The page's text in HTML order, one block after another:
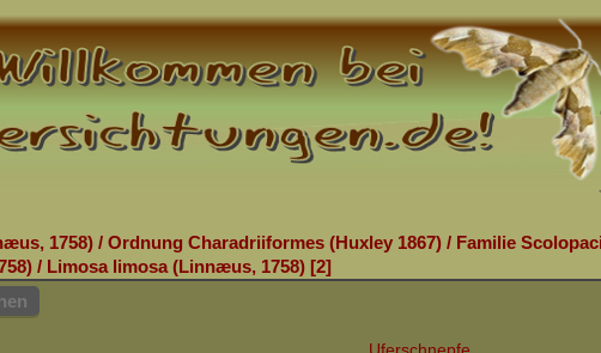
1758) / Ordnung Charadriiformes (Huxley 1867) / Familie
/ Limosa limosa (Linnæus, 1758) 2